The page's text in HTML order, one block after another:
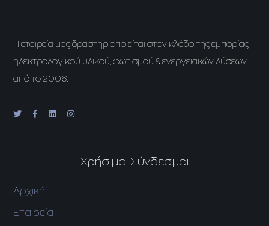
H εταιρεία μας δραστηριοποιείται στον κλάδο της εμπορίας
ηλεκτρολογικού υλικού, φωτισμού & ενεργειακών λύσεων
από το 2006.
Χρήσιμοι Σύνδεσμοι
Αρχική
Εταιρεία